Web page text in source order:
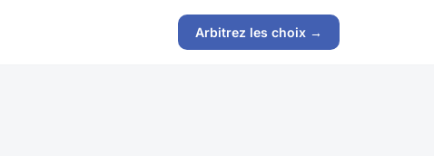
Arbitrez les choix →